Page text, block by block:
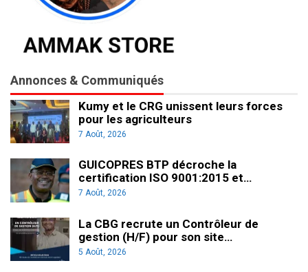
Annonces & Communiqués
Kumy et le CRG unissent leurs forces
pour les agriculteurs
7 Août, 2026
GUICOPRES BTP décroche la
certification ISO 9001:2015 et…
7 Août, 2026
La CBG recrute un Contrôleur de
gestion (H/F) pour son site…
5 Août, 2026